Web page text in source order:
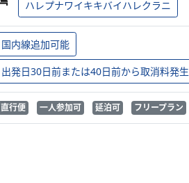
ハレプナワイキキバイハレクラニ
国内線追加可能
出発日30日前または40日前から取消料発生
直行便 一人参加可 延泊可 フリープラン